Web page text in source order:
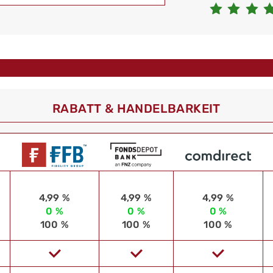
RABATT & HANDELBARKEIT
4,99 % 4,99 %
4,99 %
0 %
0 %
0 %
100 %
100 % 100 %